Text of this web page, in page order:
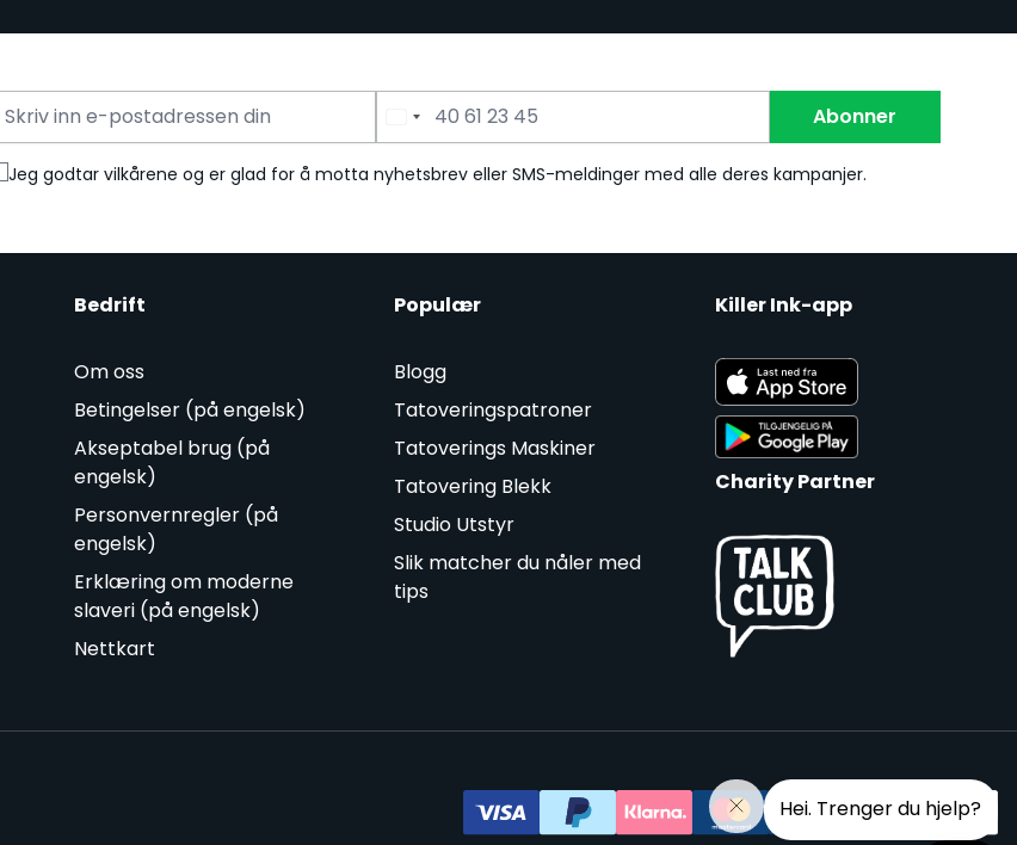
Hei. Trenger du hjelp?
E-mailadress
Telefonnummer Abonner
Jeg godtar vilkårene og er glad for å motta nyhetsbrev eller SMS-meldinger med alle deres kampanjer.
Bedrift
Om oss
Betingelser (på engelsk)
Akseptabel brug (på
engelsk)
Personvernregler (på
engelsk)
Erklæring om moderne
slaveri (på engelsk)
Nettkart
Populær
Blogg
Tatoveringspatroner
Tatoverings Maskiner
Tatovering Blekk
Studio Utstyr
Slik matcher du nåler med
tips
Killer Ink-app
Charity Partner